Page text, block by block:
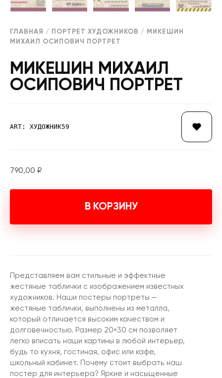
ГЛАВНАЯ / ПОРТРЕТ ХУДОЖНИКОВ / МИКЕШИН
МИХАИЛ ОСИПОВИЧ ПОРТРЕТ
МИКЕШИН МИХАИЛ
ОСИПОВИЧ ПОРТРЕТ
ART: ХУДОЖНИК59
790,00 ₽
В КОРЗИНУ
Представляем вам стильные и эффектные
жестяные таблички с изображением известных
художников. Наши постеры портреты —
жестяные таблички, выполнены из металла,
который отличается высоким качеством и
долговечностью. Размер 20×30 см позволяет
легко вписать наши картины в любой интерьер,
будь то кухня, гостиная, офис или кафе,
школьный кабинет. Почему стоит выбрать наш
постер для интерьера? Яркие и насыщенные